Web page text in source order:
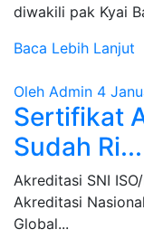
diwakili pak Kyai
Baca Lebih Lanjut
Oleh Admin 4
Sertifikat
Sudah Ri...
Akreditasi SNI
Akreditasi
Global...